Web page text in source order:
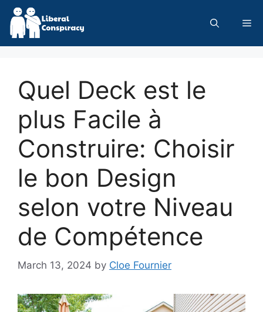
Skip
content
Quel Deck est le
plus Facile à
Construire: Choisir
le bon Design
selon votre Niveau
de Compétence
March 13, 2024 by Cloe Fournier